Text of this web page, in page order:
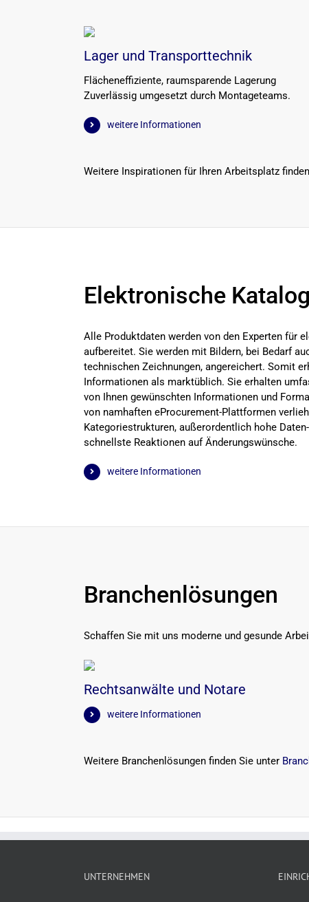
Lager und Transporttechnik
Flächeneffiziente, raumsparende Lagerung
Zuverlässig umgesetzt durch Montageteams.
weitere Informationen
Weitere Inspirationen für Ihren Arbeitsplatz
Elektronische
Alle Produktdaten werden von den Experten für
aufbereitet. Sie werden mit Bildern, bei Bedarf
technischen Zeichnungen, angereichert. Somit
Informationen als marktüblich. Sie erhalten
von Ihnen gewünschten Informationen und
von namhaften eProcurement-Plattformen
Kategoriestrukturen, außerordentlich hohe
schnellste Reaktionen auf Änderungswünsche.
weitere Informationen
Branchenlösungen
Schaffen Sie mit uns moderne und gesunde
Rechtsanwälte und Notare
weitere Informationen
Weitere Branchenlösungen finden Sie unter
UNTERNEHMEN